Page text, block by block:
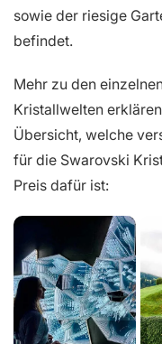
sowie der riesige
befindet.
Mehr zu den
Kristallwelten
Übersicht, welche
für die Swarovski
Preis dafür ist: